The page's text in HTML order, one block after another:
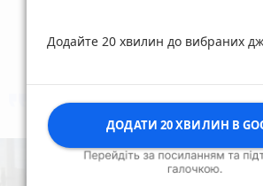
Найчастіше
Додайте 20 хвилин до вибраних
ДОДАТИ 20 ХВИЛИН В